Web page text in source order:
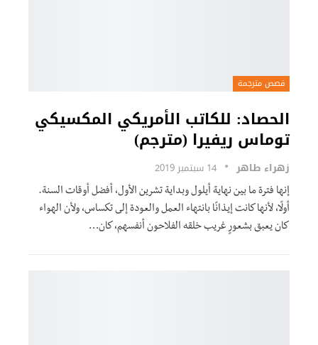
قصص مترجمة
الحصاد: للكاتب الأمريكي المكسيكي
توماس ريفيرا (مترجم)
زهراء طاهر 14 سبتمبر 2019
إنها فترة ما بين نهاية أيلول وبداية تشرين الأول، أفضل أوقات السنة.
أولًا، لأنها كانت إيذانًا بانتهاء العمل والعودة إلى تكساس، ولأن الهواء
كان يعبق بشعورٍ غريب خلقه الفلاحون أنفسهم، كان…